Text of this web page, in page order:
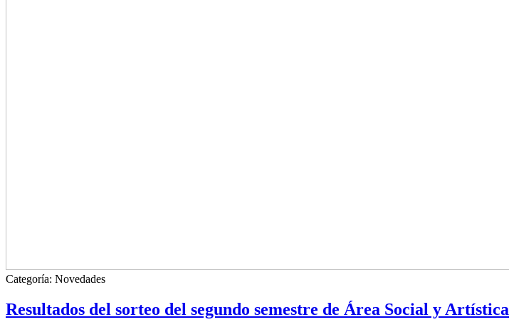
Categoría: Novedades
Resultados del sorteo del segundo semestre de Área Social y Artística